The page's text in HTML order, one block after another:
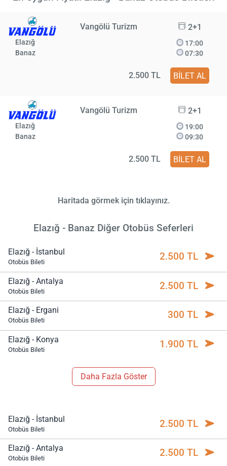
Vangölü Turizm 2+1
Elazığ
Banaz
17:00
07:30
2.500 TL BİLET AL
Vangölü Turizm 2+1
Elazığ
Banaz
19:00
09:30
2.500 TL BİLET AL
Haritada görmek için tıklayınız.
Elazığ - Banaz Diğer Otobüs Seferleri
Elazığ - İstanbul
Otobüs Bileti 2.500 TL
Elazığ - Antalya
Otobüs Bileti 2.500 TL
Elazığ - Ergani
Otobüs Bileti 300 TL
Elazığ - Konya
Otobüs Bileti 1.900 TL
Daha Fazla Göster
Elazığ - İstanbul
Otobüs Bileti 2.500 TL
Elazığ - Antalya
Otobüs Bileti 2.500 TL